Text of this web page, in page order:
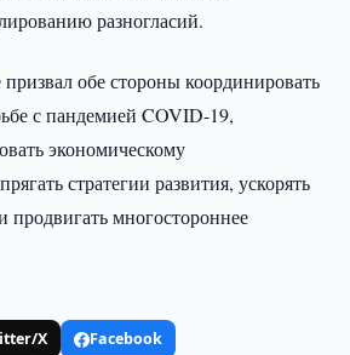
разногласий.
обе стороны координировать
с пандемией COVID-19,
экономическому
стратегии развития, ускорять
продвигать многостороннее
X
Facebook